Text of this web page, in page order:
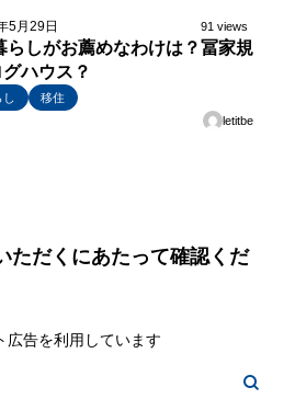
5月29日 91 views
らしがお薦めなわけは？冨家規
ハウス？
移住
letitbe
ただくにあたって確認くだ
広告を利用しています